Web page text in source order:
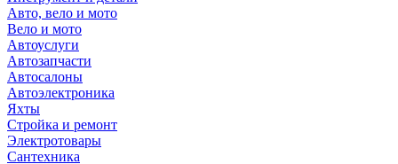
Авто, вело и мото
Вело и мото
Автоуслуги
Автозапчасти
Автосалоны
Автоэлектроника
Яхты
Стройка и ремонт
Электротовары
Сантехника